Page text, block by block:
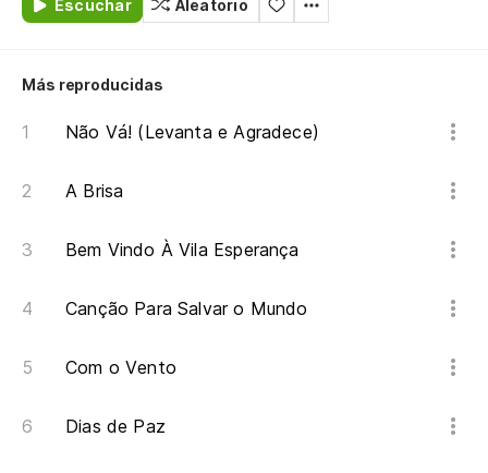
Escuchar Aleatorio
Más reproducidas
Não Vá! (Levanta e Agradece)
A Brisa
Bem Vindo À Vila Esperança
Canção Para Salvar o Mundo
Com o Vento
Dias de Paz